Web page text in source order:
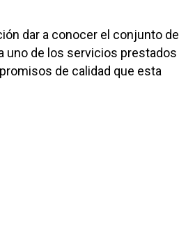
dar a conocer el conjunto de
uno de los servicios prestados
de calidad que esta